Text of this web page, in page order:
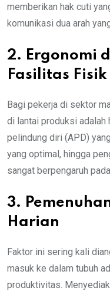
memberikan hak cuti
komunikasi dua arah
2. Ergonomi
Fasilitas Fisik
Bagi pekerja di sektor
di lantai produksi adalah
pelindung diri (APD)
yang optimal, hingga
sangat berpengaruh
3.
Harian
Faktor ini sering kali
masuk ke dalam tubuh
produktivitas.